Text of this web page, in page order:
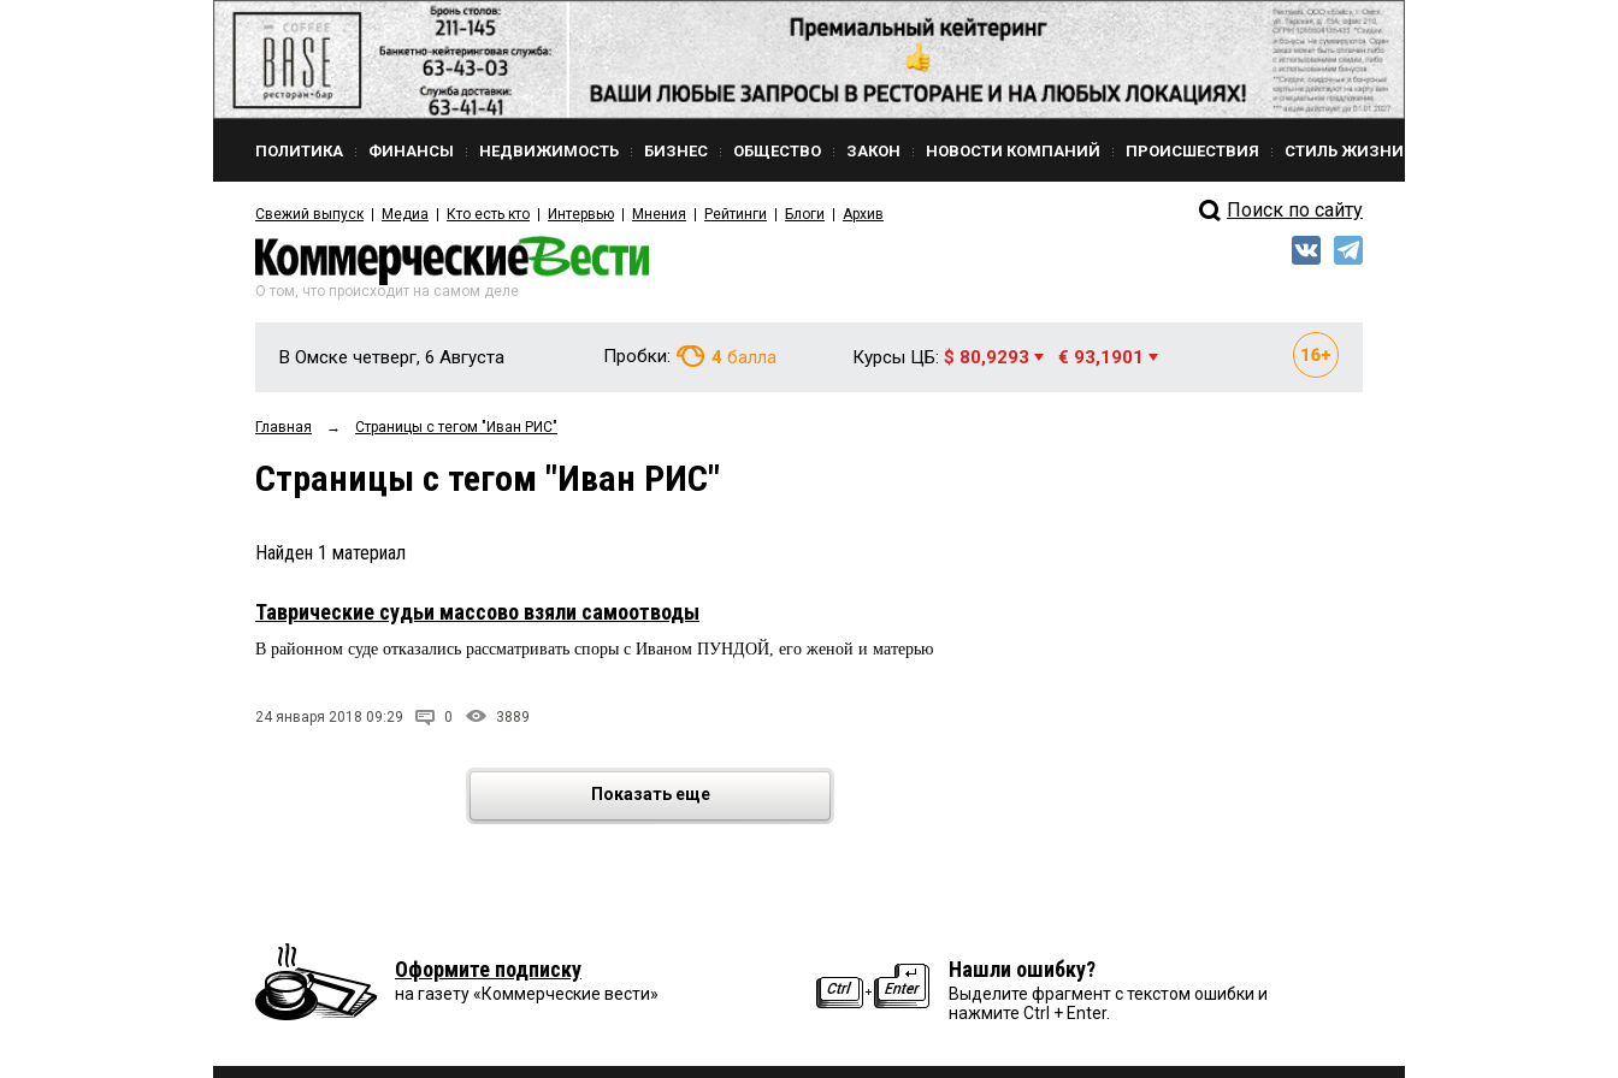
ПОЛИТИКА ФИНАНСЫ НЕДВИЖИМОСТЬ БИЗНЕС ОБЩЕСТВО ЗАКОН НОВОСТИ КОМПАНИЙ ПРОИСШЕСТВИЯ СТИЛЬ ЖИЗНИ
Свежий выпуск Медиа Кто есть кто Интервью Мнения Рейтинги Блоги Архив Поиск по сайту
О том, что происходит на самом деле
В Омске четверг, 6 Августа Пробки: 4 балла Курсы ЦБ: $ 80,9293 € 93,1901
Главная → Страницы c тегом "Иван РИС"
Страницы c тегом "Иван РИС"
Найден 1 материал
Таврические судьи массово взяли самоотводы
В районном суде отказались рассматривать споры с Иваном ПУНДОЙ, его женой и матерью
24 января 2018 09:29 0 3889
Показать еще
Оформите подписку
на газету «Коммерческие вести»
Нашли ошибку?
Выделите фрагмент с текстом ошибки и
нажмите Ctrl + Enter.